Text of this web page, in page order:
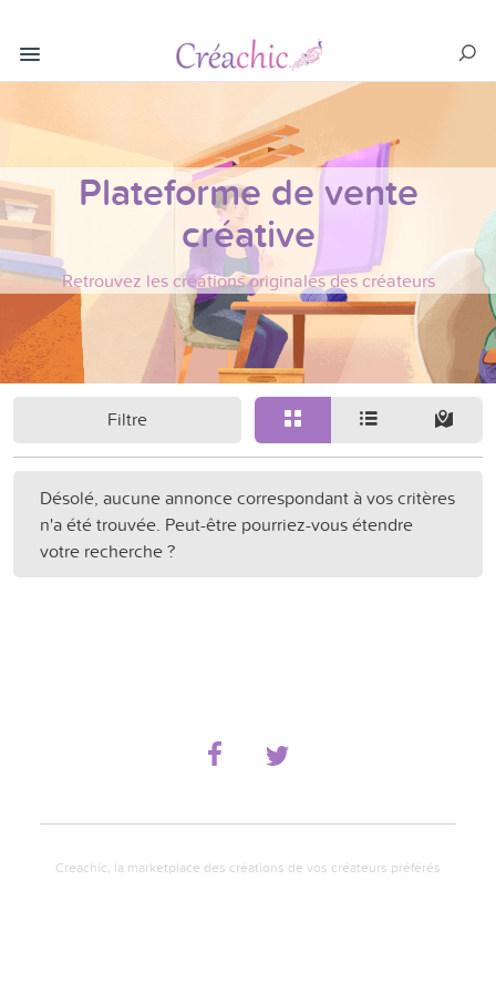
Plateforme de vente
créative
Retrouvez les créations originales des créateurs
Filtre
Désolé, aucune annonce correspondant à vos critères
n'a été trouvée. Peut-être pourriez-vous étendre
votre recherche ?
Creachic, la marketplace des créations de vos créateurs préférés